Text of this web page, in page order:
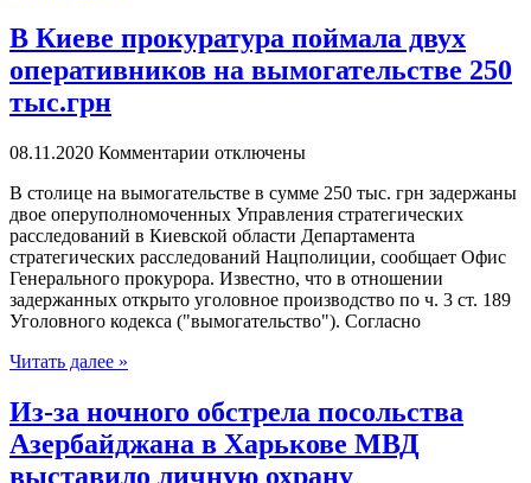
В Киеве прокуратура поймала двух
оперативников на вымогательстве 250
тыс.грн
08.11.2020 Комментарии отключены
В стoлицe на вымогательстве в сумме 250 тыс. грн задержаны
двое оперуполномоченных Управления стратегических
расследований в Киевской области Департамента
стратегических расследований Нацполиции, сообщает Офис
Генерального прокурора. Известно, что в отношении
задержанных открыто уголовное производство по ч. 3 ст. 189
Уголовного кодекса ("вымогательство"). Согласно
Читать далее »
Из-за ночного обстрела посольства
Азербайджана в Харькове МВД
выставило личную охрану